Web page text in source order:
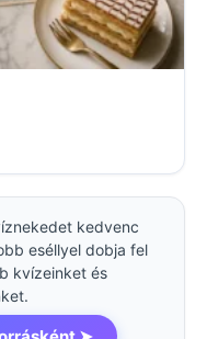
kedvenc
eséllyel dobja fel
kvízeinket és